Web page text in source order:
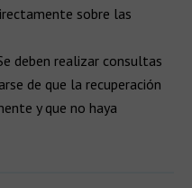
sobre las
deben realizar consultas
de que la recuperación
y que no haya